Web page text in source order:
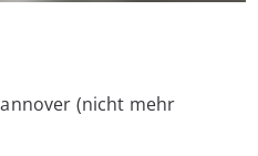
(nicht mehr